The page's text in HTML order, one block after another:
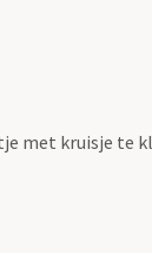
met kruisje te